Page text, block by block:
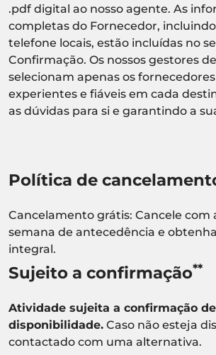
.pdf digital ao nosso agente. As
completas do Fornecedor,
telefone locais, estão incluídas no
Confirmação. Os nossos gestores
selecionam apenas os
experientes e fiáveis em cada
as dúvidas para si e garantindo a
Política de
Cancelamento grátis: Cancele com
semana de antecedência e
integral.
Sujeito a confirmação**
Atividade sujeita a confirmação de
disponibilidade. Caso não esteja
contactado com uma alternativa.